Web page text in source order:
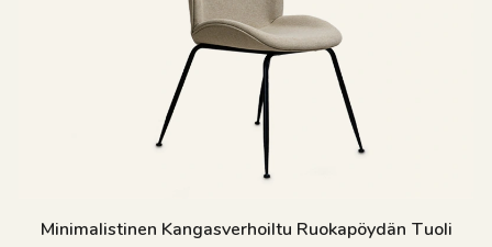
Minimalistinen Kangasverhoiltu Ruokapöydän Tuoli